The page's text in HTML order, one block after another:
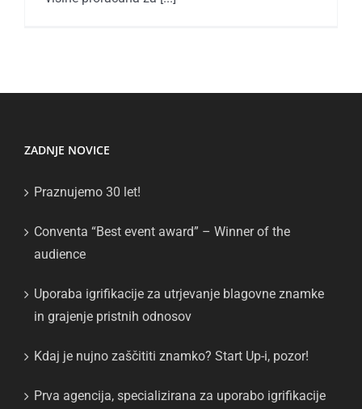
ZADNJE NOVICE
Praznujemo 30 let!
Conventa “Best event award” – Winner of the
audience
Uporaba igrifikacije za utrjevanje blagovne znamke
in grajenje pristnih odnosov
Kdaj je nujno zaščititi znamko? Start Up-i, pozor!
Prva agencija, specializirana za uporabo igrifikacije